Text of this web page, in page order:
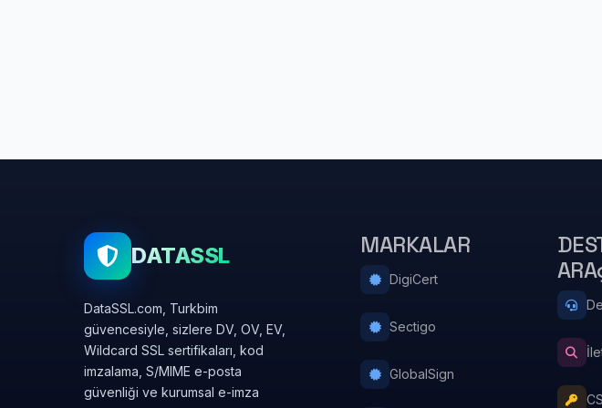
DATASSL
DataSSL.com, Turkbim
güvencesiyle, sizlere DV, OV, EV,
Wildcard SSL sertifikaları, kod
imzalama, S/MIME e-posta
güvenliği ve kurumsal e-imza
MARKALAR
DigiCert
Sectigo
GlobalSign